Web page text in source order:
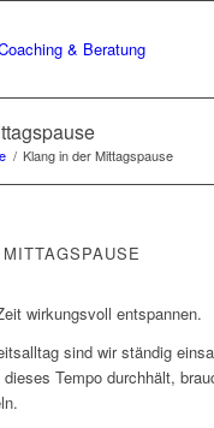
/ Klang in der Mittagspause
wirkungsvoll entspannen.
sind wir ständig
Tempo durchhält,